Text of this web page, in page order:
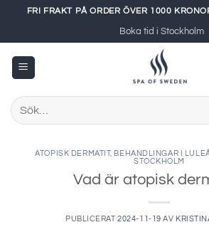
content
FRI FRAKT PÅ ORDER ÖVER 1000
Boka tid i Stockholm
Sök
efter:
ATOPISK DERMATIT, BEHANDLINGAR I
STOCKHOLM
Vad är atopisk
PUBLICERAT2024-11-19 AV